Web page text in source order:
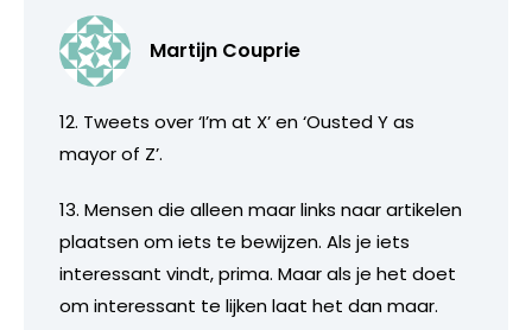
Martijn Couprie
12. Tweets over ‘I’m at X’ en ‘Ousted Y as
mayor of Z’.
13. Mensen die alleen maar links naar artikelen
plaatsen om iets te bewijzen. Als je iets
interessant vindt, prima. Maar als je het doet
om interessant te lijken laat het dan maar.